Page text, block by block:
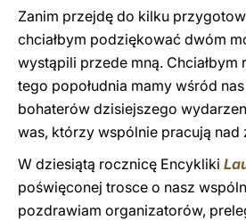
Zanim przejdę do kilku
chciałbym podziękować dwóm
wystąpili przede mną. Chciałbym
tego popołudnia mamy wśród
bohaterów dzisiejszego
was, którzy wspólnie pracują nad
W dziesiątą rocznicę Encykliki
poświęconej trosce o nasz
pozdrawiam organizatorów,